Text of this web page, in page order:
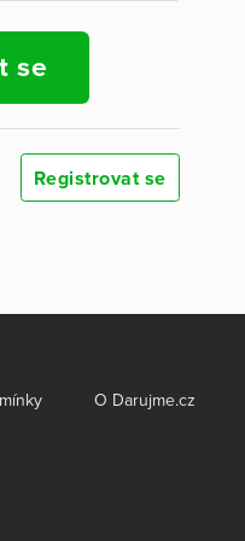
se
Registrovat se
O Darujme.cz